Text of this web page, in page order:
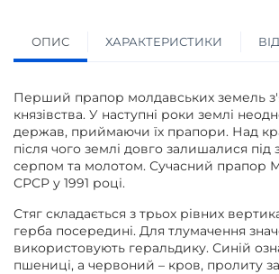
ОПИС ХАРАКТЕРИСТИКИ
Перший прапор молдавських земель
князівства. У наступні роки землі
держав, приймаючи їх прапори. Над
після чого землі довго залишалися
серпом та молотом. Сучасний прапор
СРСР у 1991 році.
Стяг складається з трьох рівних
герба посередині. Для тлумачення
використовують геральдику. Синій
пшениці, а червоний – кров, пролиту